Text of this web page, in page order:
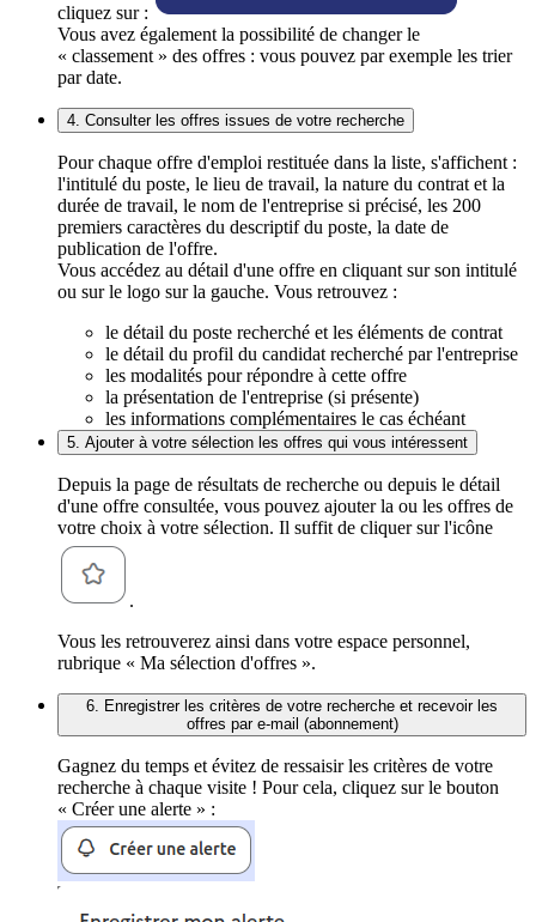
cliquez sur :
Vous avez également la possibilité de changer le
« classement » des offres : vous pouvez par exemple les trier
par date.
4. Consulter les offres issues de votre recherche
Pour chaque offre d'emploi restituée dans la liste, s'affichent :
l'intitulé du poste, le lieu de travail, la nature du contrat et la
durée de travail, le nom de l'entreprise si précisé, les 200
premiers caractères du descriptif du poste, la date de
publication de l'offre.
Vous accédez au détail d'une offre en cliquant sur son intitulé
ou sur le logo sur la gauche. Vous retrouvez :
le détail du poste recherché et les éléments de contrat
le détail du profil du candidat recherché par l'entreprise
les modalités pour répondre à cette offre
la présentation de l'entreprise (si présente)
les informations complémentaires le cas échéant
5. Ajouter à votre sélection les offres qui vous intéressent
Depuis la page de résultats de recherche ou depuis le détail
d'une offre consultée, vous pouvez ajouter la ou les offres de
votre choix à votre sélection. Il suffit de cliquer sur l'icône
.
Vous les retrouverez ainsi dans votre espace personnel,
rubrique « Ma sélection d'offres ».
6. Enregistrer les critères de votre recherche et recevoir les
offres par e-mail (abonnement)
Gagnez du temps et évitez de ressaisir les critères de votre
recherche à chaque visite ! Pour cela, cliquez sur le bouton
« Créer une alerte » :